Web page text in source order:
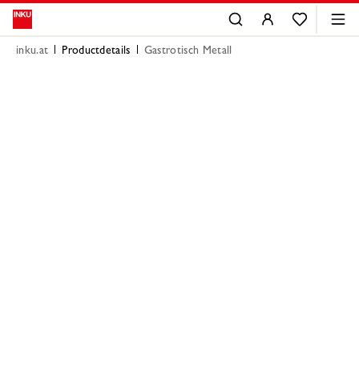
inku.at Productdetails Gastrotisch Metall